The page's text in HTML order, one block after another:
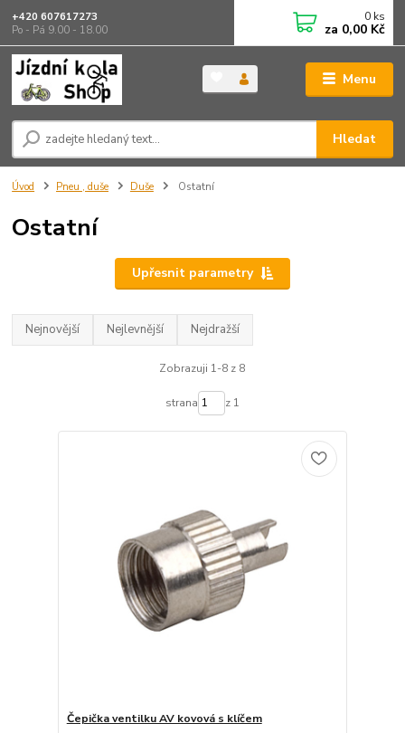
Menu
Hledat
+420 607617273
Po - Pá 9.00 - 18.00
0 ks
za 0,00 Kč
Úvod Pneu , duše Duše Ostatní
Ostatní
Upřesnit parametry
Nejnovější Nejlevnější Nejdražší
Zobrazuji 1-8 z 8
strana z 1
Čepička ventilku AV kovová s klíčem